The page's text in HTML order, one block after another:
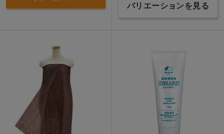
バリエーションを見る